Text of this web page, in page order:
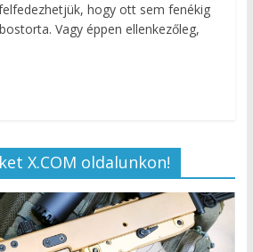
hogy ott sem fenékig
Vagy éppen ellenkezőleg,
X.COM oldalunkon!